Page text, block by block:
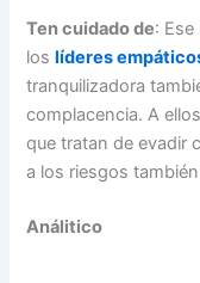
Ten cuidado de:
los líderes
tranquilizadora
complacencia. A
que tratan de evadir
a los riesgos
Análitico